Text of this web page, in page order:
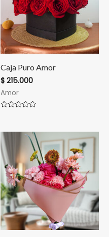
Caja Puro Amor
$ 215.000
Amor
de
5